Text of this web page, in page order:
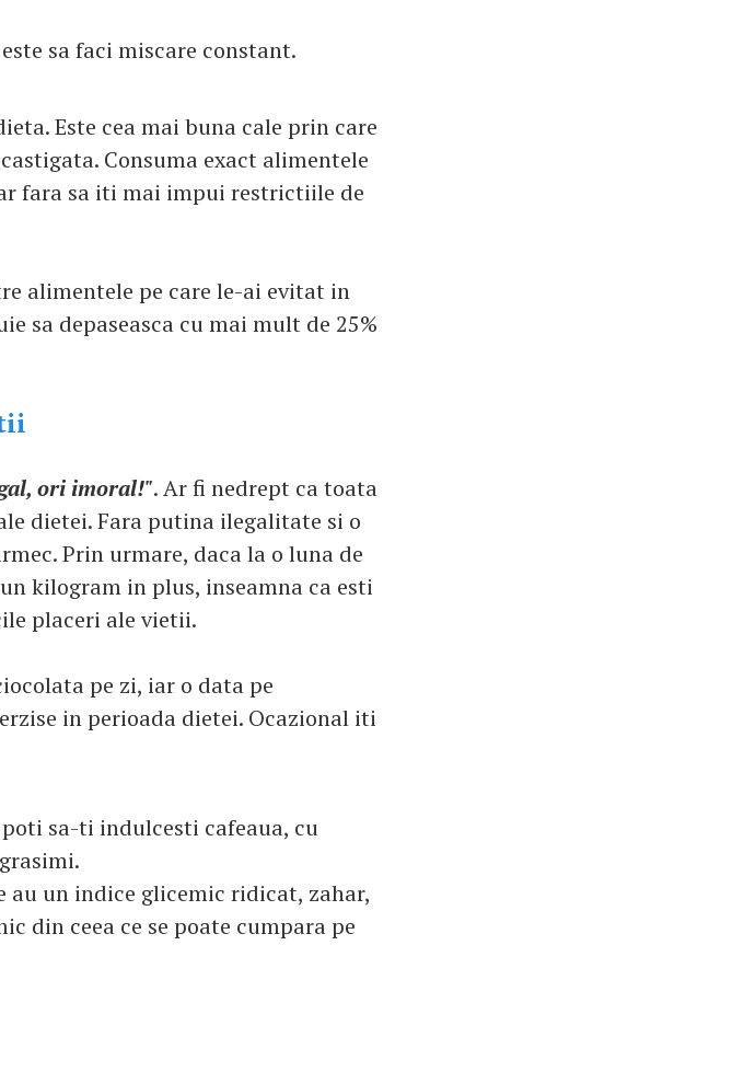
sa faci miscare constant.
Este cea mai buna cale prin care
Consuma exact alimentele
fara sa iti mai impui restrictiile de
alimentele pe care le-ai evitat in
sa depaseasca cu mai mult de 25%
ori imoral!". Ar fi nedrept ca toata
dietei. Fara putina ilegalitate si o
Prin urmare, daca la o luna de
kilogram in plus, inseamna ca esti
placeri ale vietii.
pe zi, iar o data pe
in perioada dietei. Ocazional iti
sa-ti indulcesti cafeaua, cu
au un indice glicemic ridicat, zahar,
din ceea ce se poate cumpara pe